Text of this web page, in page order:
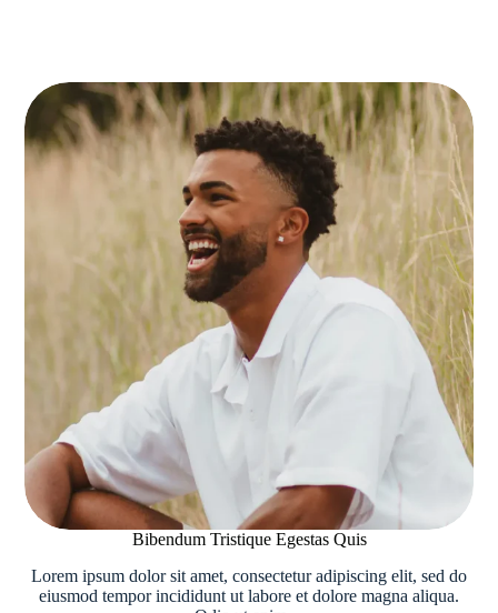
Bibendum Tristique Egestas Quis
Lorem ipsum dolor sit amet, consectetur adipiscing elit, sed do
eiusmod tempor incididunt ut labore et dolore magna aliqua.